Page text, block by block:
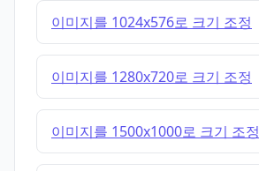
이미지를 1024x576로 크기 조정
이미지를 1280x720로 크기 조정
이미지를 1500x1000로 크기 조정